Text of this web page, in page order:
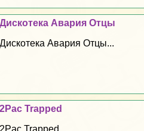
Дискотека Авария Отцы
Дискотека Авария Отцы...
2Pac Trapped